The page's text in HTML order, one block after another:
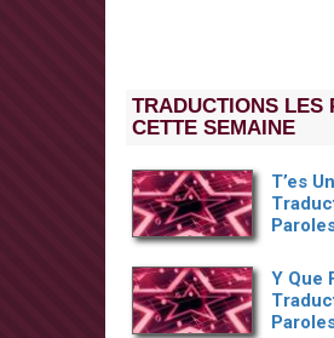
TRADUCTIONS LES
CETTE SEMAINE
T’es
Y Que